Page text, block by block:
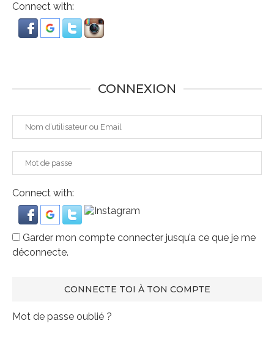
Connect with:
CONNEXION
Connect with:
Garder mon compte connecter jusqu’a ce que je me
déconnecte.
Mot de passe oublié ?